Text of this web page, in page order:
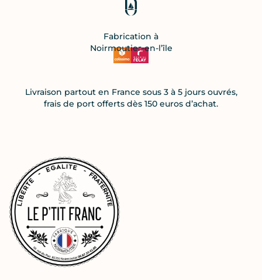
Fabrication à
Noirmoutier-en-l’île
Livraison partout en France sous 3 à 5 jours ouvrés,
frais de port offerts dès 150 euros d’achat.